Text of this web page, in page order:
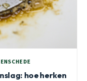
hoe herken